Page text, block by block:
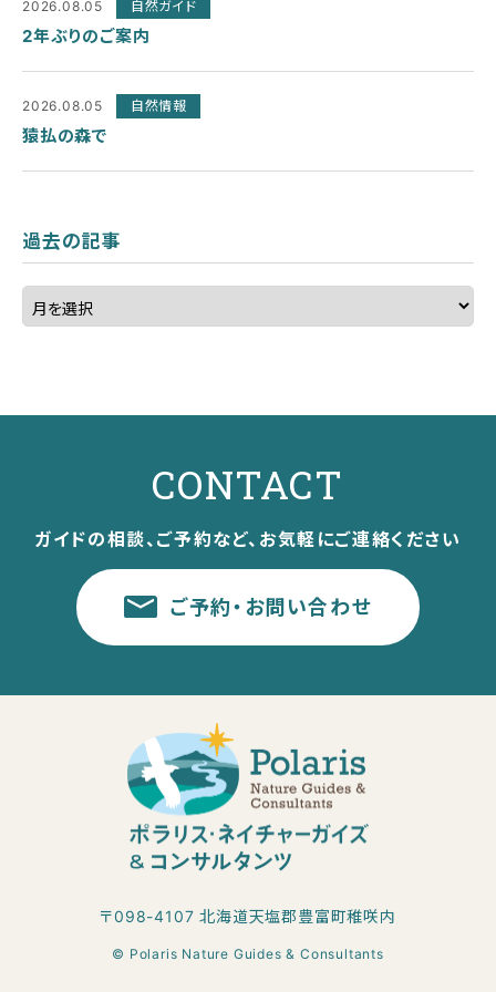
2026.08.05 自然ガイド
2年ぶりのご案内
2026.08.05 自然情報
猿払の森で
過去の記事
CONTACT
ガイドの相談、ご予約など、お気軽にご連絡ください
ご予約・お問い合わせ
〒098-4107 北海道天塩郡豊富町稚咲内
© Polaris Nature Guides & Consultants